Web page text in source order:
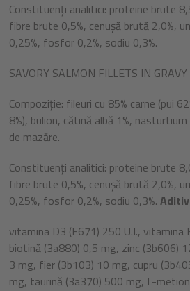
Constituenți analitici: proteine brute
fibre brute 0,5%, cenușă brută 2,0%,
0,25%, fosfor 0,2%, sodiu 0,3%.
SAVORY SALMON FILLETS IN GRAVY
Compoziție: fileuri cu 85% carne (pui
8%), bulion, cătină albă 1%,
de mazăre.
Constituenți analitici: proteine brute
fibre brute 0,5%, cenușă brută 2,0%,
0,25%, fosfor 0,2%, sodiu 0,3%.
vitamina D3 (E671) 250 U.I., vitamina
biotină (3a880) 0,5 mg, zinc (3b606)
3 mg, fier (3b103) 10 mg, cupru
mg, taurină (3a370) 500 mg, L-